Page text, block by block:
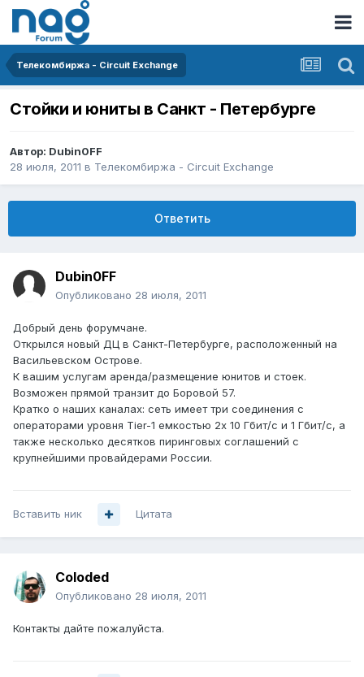
Телекомбиржа - Circuit Exchange
Стойки и юниты в Санкт - Петербурге
Автор: Dubin0FF
28 июля, 2011 в Телекомбиржа - Circuit Exchange
Ответить
Dubin0FF
Опубликовано 28 июля, 2011
Добрый день форумчане.
Открылся новый ДЦ в Санкт-Петербурге, расположенный на
Васильевском Острове.
К вашим услугам аренда/размещение юнитов и стоек.
Возможен прямой транзит до Боровой 57.
Кратко о наших каналах: сеть имеет три соединения с
операторами уровня Tier-1 емкостью 2х 10 Гбит/с и 1 Гбит/с, а
также несколько десятков пиринговых соглашений с
крупнейшими провайдерами России.
Вставить ник Цитата
Coloded
Опубликовано 28 июля, 2011
Контакты дайте пожалуйста.